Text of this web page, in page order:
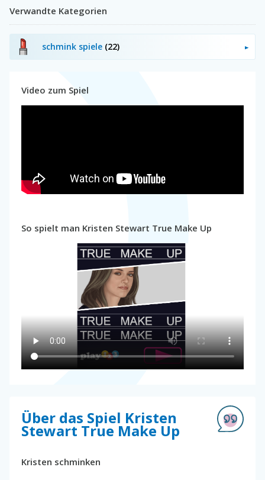
Verwandte Kategorien
schmink spiele (22)
Video zum Spiel
So spielt man Kristen Stewart True Make Up
Über das Spiel Kristen
Stewart True Make Up
Kristen schminken